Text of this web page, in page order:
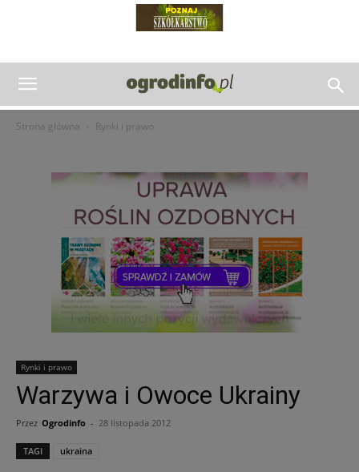
Strona główna Rynki i prawo
Rynki i prawo
Warzywa i Owoce Ukrainy
Przez Ogrodinfo - 28 listopada 2012
TAGI ukraina